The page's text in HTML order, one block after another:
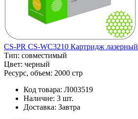
CS-PR CS-WC3210 Картридж лазерный
Тип: совместимый
Цвет: черный
Ресурс, объем: 2000 стр
Код товара: Л003519
Наличие: 3 шт.
Доставка: Завтра